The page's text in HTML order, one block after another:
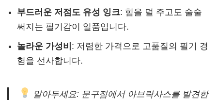
부드러운 저점도 유성 잉크: 힘을 덜 주고도 술술
써지는 필기감이 일품입니다.
놀라운 가성비 : 저렴한 가격으로 고품질의 필기 경
험을 선사합니다.
알아두세요: 문구점에서 아브락사스를 발견한